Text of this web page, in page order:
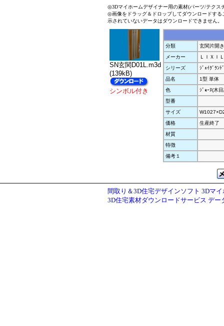
◎3Dマイホームデザイナー用の素材(パーツ/テクス
◎画像をドラッグ＆ドロップしてダウンロードす
示されていないデータはダウンロードできません。
SN玄関D01L.m3d
(139kB)
シンボル付き
分類
玄関片開き
メーカー
ＬＩＸＩＬ
シリーズ
ｼﾞｪｲｸﾞﾗﾝﾄﾞ
品名
1型 単体
色
ｼﾞｮｰﾇ(木
型番
サイズ
価格
生産終了
材質
特徴
備考１
間取り＆3D住宅デザインソフト 3Dマ
3D住宅素材ダウンロードサービス デー